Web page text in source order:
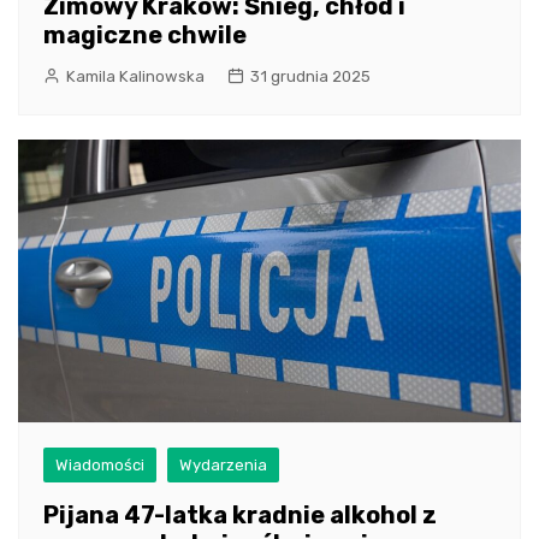
Zimowy Kraków: Śnieg, chłód i
magiczne chwile
Kamila Kalinowska 31 grudnia 2025
Wiadomości Wydarzenia
Pijana 47-latka kradnie alkohol z